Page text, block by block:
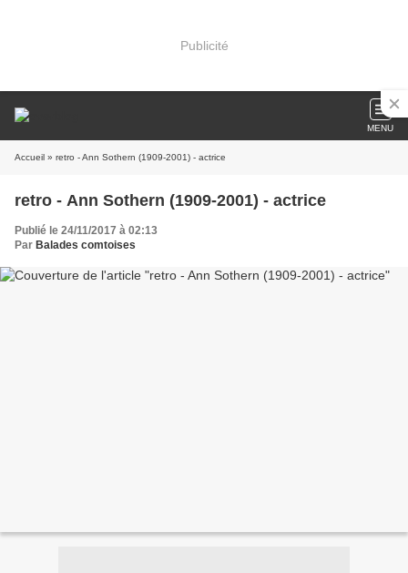
Publicité
MENU
Accueil » retro - Ann Sothern (1909-2001) - actrice
retro - Ann Sothern (1909-2001) - actrice
Publié le 24/11/2017 à 02:13
Par Balades comtoises